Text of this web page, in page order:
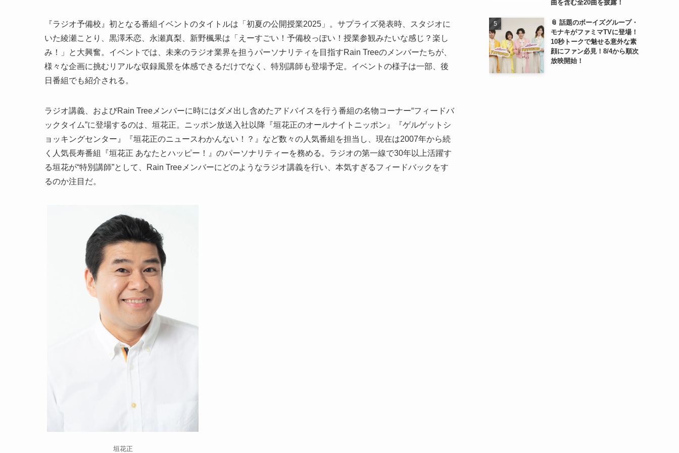
『ラジオ予備校』初となる番組イベントのタイトルは「初夏の公開授業2025」。サプライズ発表時、スタジオに
いた綾瀬ことり、黒澤禾恋、永瀬真梨、新野楓果は「えーすごい！予備校っぽい！授業参観みたいな感じ？楽し
み！」と大興奮。イベントでは、未来のラジオ業界を担うパーソナリティを目指すRain Treeのメンバーたちが、
様々な企画に挑むリアルな収録風景を体感できるだけでなく、特別講師も登場予定。イベントの様子は一部、後
日番組でも紹介される。
ラジオ講義、およびRain Treeメンバーに時にはダメ出し含めたアドバイスを行う番組の名物コーナー“フィードバ
ックタイム”に登場するのは、垣花正。ニッポン放送入社以降『垣花正のオールナイトニッポン』『ゲルゲットシ
ョッキングセンター』『垣花正のニュースわかんない！？』など数々の人気番組を担当し、現在は2007年から続
く人気長寿番組『垣花正 あなたとハッピー！』のパーソナリティーを務める。ラジオの第一線で30年以上活躍す
る垣花が“特別講師”として、Rain Treeメンバーにどのようなラジオ講義を行い、本気すぎるフィードバックをす
るのか注目だ。
垣花正
曲を含む全20曲を披露！
📎 話題のボーイズグループ・
モナキがファミマTVに登場！
10秒トークで魅せる意外な素
顔にファン必見！8/4から順次
放映開始！